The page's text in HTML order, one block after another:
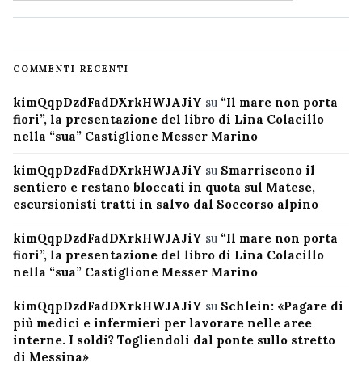
COMMENTI RECENTI
kimQqpDzdFadDXrkHWJAJiY su “Il mare non porta
fiori”, la presentazione del libro di Lina Colacillo
nella “sua” Castiglione Messer Marino
kimQqpDzdFadDXrkHWJAJiY su Smarriscono il
sentiero e restano bloccati in quota sul Matese,
escursionisti tratti in salvo dal Soccorso alpino
kimQqpDzdFadDXrkHWJAJiY su “Il mare non porta
fiori”, la presentazione del libro di Lina Colacillo
nella “sua” Castiglione Messer Marino
kimQqpDzdFadDXrkHWJAJiY su Schlein: «Pagare di
più medici e infermieri per lavorare nelle aree
interne. I soldi? Togliendoli dal ponte sullo stretto
di Messina»